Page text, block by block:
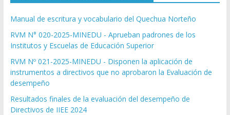
Manual de escritura y vocabulario del Quechua Norteño
RVM N° 020-2025-MINEDU - Aprueban padrones de los
Institutos y Escuelas de Educación Superior
RVM Nº 021-2025-MINEDU - Disponen la aplicación de
instrumentos a directivos que no aprobaron la Evaluación de
desempeño
Resultados finales de la evaluación del desempeño de
Directivos de IIEE 2024